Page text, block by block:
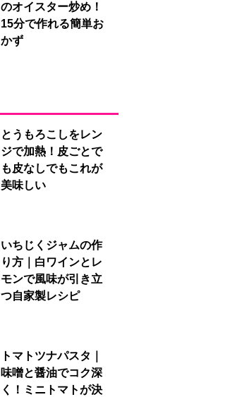
のオイスター炒め！
15分で作れる簡単お
かず
とうもろこしをレン
ジで加熱！皮ごとで
も皮なしでもこれが
美味しい
いちじくジャムの作
り方｜白ワインとレ
モンで風味が引き立
つ自家製レシピ
トマトツナパスタ｜
味噌と醤油でコク深
く！ミニトマトが決